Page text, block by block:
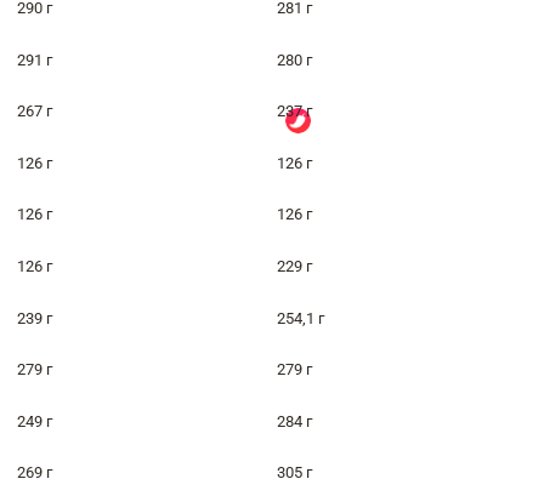
290 г 281 г
291 г 280 г
267 г 237 г
126 г 126 г
126 г 126 г
126 г 229 г
239 г 254,1 г
279 г 279 г
249 г 284 г
269 г 305 г